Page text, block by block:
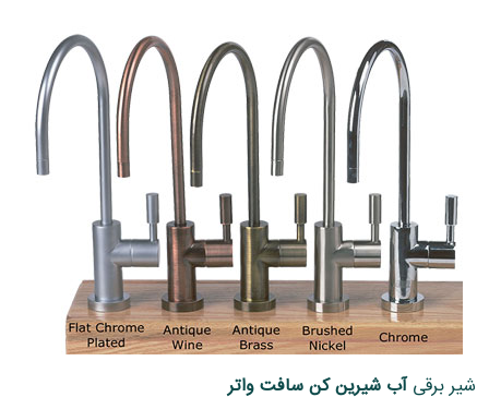
شیر برقیآب شیرین کن سافت واتر